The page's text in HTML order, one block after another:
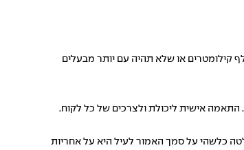
יכולה להיות מצב שבו אתם הקונים מגדירים "תנאים מוקדמים". אלו יכולים להיות: שהמכונית לא תהיה בת יותר משלוש שנים, שלא עברה יותר מ-100 אלף קילומטרים או שלא תהיה עם יותר מבעלים
התאמה אישית ליכולת ולצרכים של כל לקוח.
כלשהי על סמך האמור לעיל היא על אחריות